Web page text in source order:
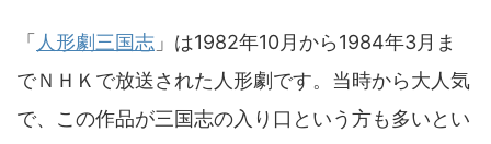
「 人形劇三国志 」は1982年10月から1984年3月ま
でＮＨＫで放送された人形劇です。当時から大人気
で、この作品が三国志の入り口という方も多いとい